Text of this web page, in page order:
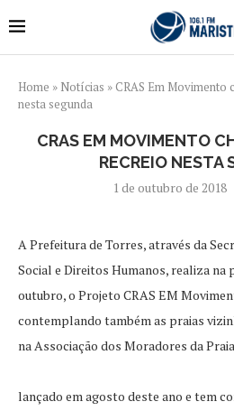
Home » Notícias » CRAS Em Movimento
nesta segunda
CRAS EM MOVIMENTO
RECREIO NESTA
1 de outubro de 2018
A Prefeitura de Torres, através da
Social e Direitos Humanos, realiza na
outubro, o Projeto CRAS EM
contemplando também as praias
na Associação dos Moradores da
lançado em agosto deste ano e tem